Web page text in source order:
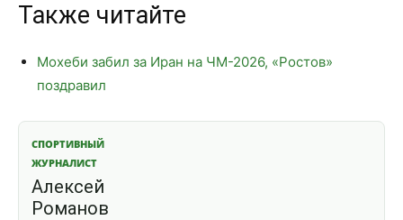
Также читайте
Мохеби забил за Иран на ЧМ-2026, «Ростов»
поздравил
СПОРТИВНЫЙ
ЖУРНАЛИСТ
Алексей
Романов